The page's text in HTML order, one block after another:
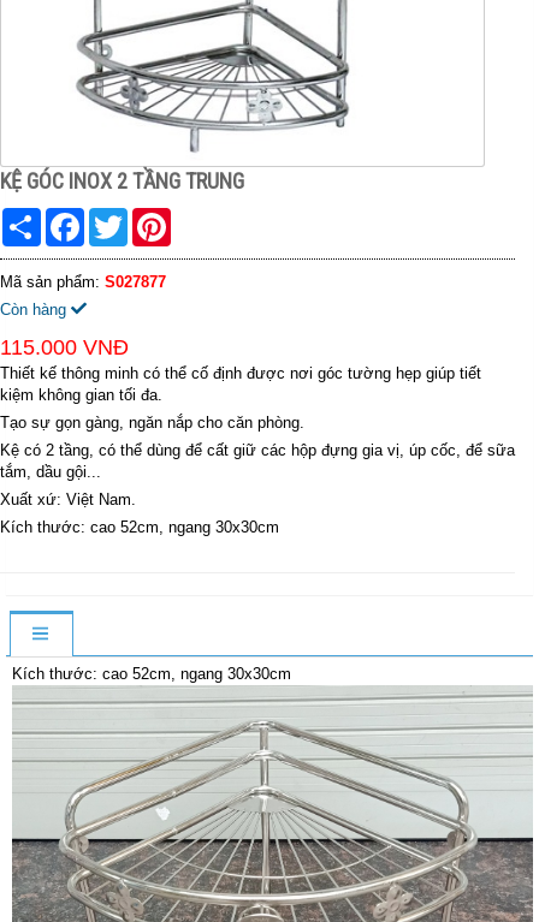
KỆ GÓC INOX 2 TẦNG TRUNG
Share FacebookTwitter
Mã sản phẩm: S027877
Còn hàng
115.000 VNĐ
Thiết kế thông minh có thể cố định được nơi góc tường hẹp giúp tiết
kiệm không gian tối đa.
Tạo sự gọn gàng, ngăn nắp cho căn phòng.
Kệ có 2 tầng, có thể dùng để cất giữ các hộp đựng gia vị, úp cốc, để sữa
tắm, dầu gội...
Xuất xứ: Việt Nam.
Kích thước: cao 52cm, ngang 30x30cm
Kích thước: cao 52cm, ngang 30x30cm